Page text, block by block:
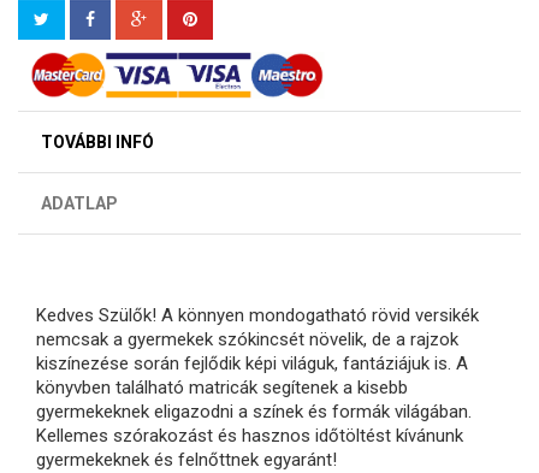
TOVÁBBI INFÓ
ADATLAP
Kedves Szülők! A könnyen mondogatható rövid versikék
nemcsak a gyermekek szókincsét növelik, de a rajzok
kiszínezése során fejlődik képi világuk, fantáziájuk is. A
könyvben található matricák segítenek a kisebb
gyermekeknek eligazodni a színek és formák világában.
Kellemes szórakozást és hasznos időtöltést kívánunk
gyermekeknek és felnőttnek egyaránt!